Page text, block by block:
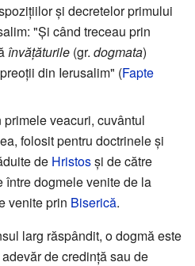
şi decretelor primului
"Şi când treceau prin
învăţăturile (gr. dogmata)
din Ierusalim" (Fapte
primele veacuri, cuvântul
folosit pentru doctrinele şi
de Hristosşi de către
între dogmele venite de la
venite prin Biserică.
larg răspândit, o dogmă este
de credinţă sau de